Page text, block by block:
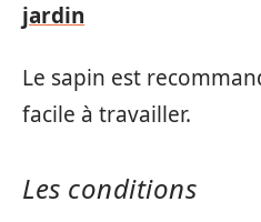
jardin
Le sapin est
facile à travailler.
Les conditions